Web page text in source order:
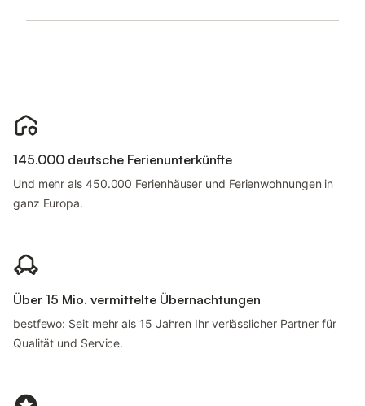
145.000 deutsche Ferienunterkünfte
Und mehr als 450.000 Ferienhäuser und Ferienwohnungen in
ganz Europa.
Über 15 Mio. vermittelte Übernachtungen
bestfewo: Seit mehr als 15 Jahren Ihr verlässlicher Partner für
Qualität und Service.